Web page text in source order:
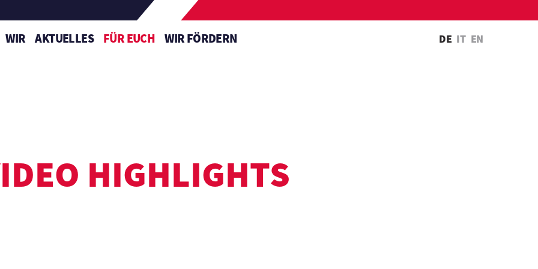
WIR AKTUELLES FÜR EUCH WIR FÖRDERN DE IT EN
HIGHLIGHTS